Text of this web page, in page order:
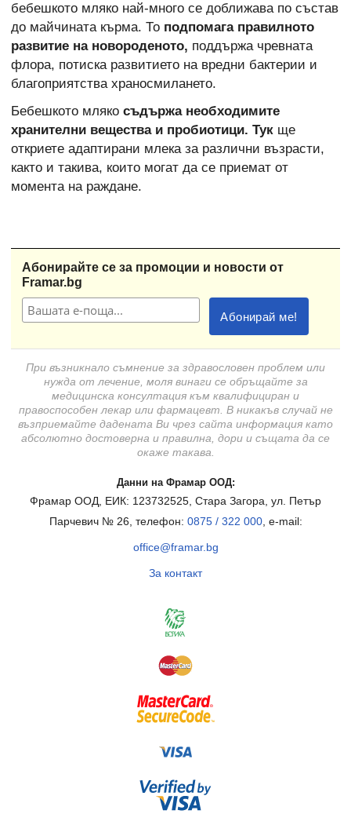
бебешкото мляко най-много се доближава по състав
до майчината кърма. То подпомага правилното
развитие на новороденото, поддържа чревната
флора, потиска развитието на вредни бактерии и
благоприятства храносмилането.
Бебешкото мляко съдържа необходимите
хранителни вещества и пробиотици. Тук ще
откриете адаптирани млека за различни възрасти,
както и такива, които могат да се приемат от
момента на раждане.
Абонирайте се за промоции и новости от
Framar.bg
При възникнало съмнение за здравословен проблем или
нужда от лечение, моля винаги се обръщайте за
медицинска консултация към квалифициран и
правоспособен лекар или фармацевт. В никакъв случай не
възприемайте дадената Ви чрез сайта информация като
абсолютно достоверна и правилна, дори и същата да се
окаже такава.
Данни на Фрамар ООД:
Фрамар ООД, ЕИК: 123732525, Стара Загора, ул. Петър
Парчевич № 26, телефон: 0875 / 322 000, e-mail:
office@framar.bg
За контакт